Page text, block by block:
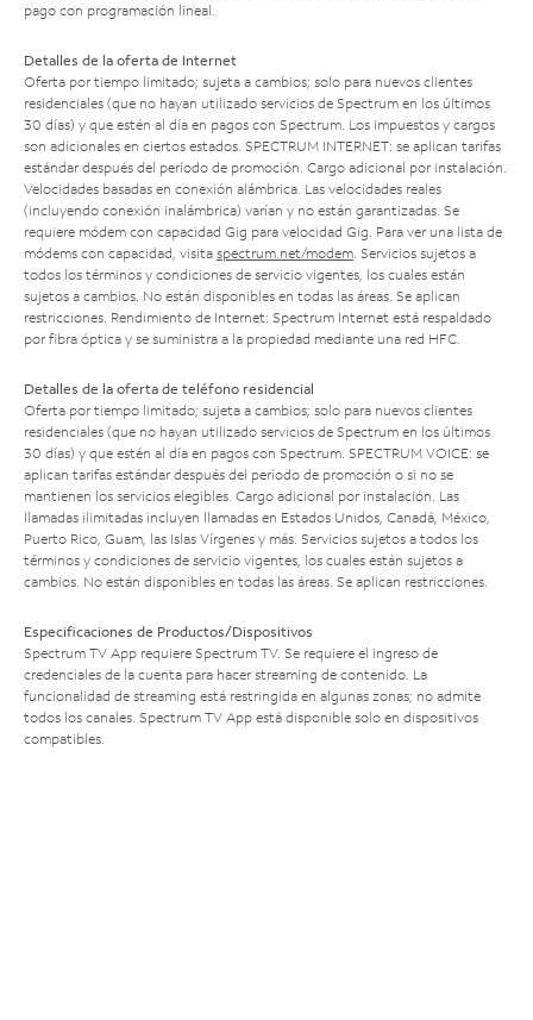
pago con programación lineal.
Detalles de la oferta de Internet
Oferta por tiempo limitado; sujeta a cambios; solo para nuevos clientes
residenciales (que no hayan utilizado servicios de Spectrum en los últimos
30 días) y que estén al día en pagos con Spectrum. Los impuestos y cargos
son adicionales en ciertos estados. SPECTRUM INTERNET: se aplican tarifas
estándar después del período de promoción. Cargo adicional por instalación.
Velocidades basadas en conexión alámbrica. Las velocidades reales
(incluyendo conexión inalámbrica) varían y no están garantizadas. Se
requiere módem con capacidad Gig para velocidad Gig. Para ver una lista de
módems con capacidad, visita spectrum.net/modem. Servicios sujetos a
todos los términos y condiciones de servicio vigentes, los cuales están
sujetos a cambios. No están disponibles en todas las áreas. Se aplican
restricciones. Rendimiento de Internet: Spectrum Internet está respaldado
por fibra óptica y se suministra a la propiedad mediante una red HFC.
Detalles de la oferta de teléfono residencial
Oferta por tiempo limitado; sujeta a cambios; solo para nuevos clientes
residenciales (que no hayan utilizado servicios de Spectrum en los últimos
30 días) y que estén al día en pagos con Spectrum. SPECTRUM VOICE: se
aplican tarifas estándar después del período de promoción o si no se
mantienen los servicios elegibles. Cargo adicional por instalación. Las
llamadas ilimitadas incluyen llamadas en Estados Unidos, Canadá, México,
Puerto Rico, Guam, las Islas Vírgenes y más. Servicios sujetos a todos los
términos y condiciones de servicio vigentes, los cuales están sujetos a
cambios. No están disponibles en todas las áreas. Se aplican restricciones.
Especificaciones de Productos/Dispositivos
Spectrum TV App requiere Spectrum TV. Se requiere el ingreso de
credenciales de la cuenta para hacer streaming de contenido. La
funcionalidad de streaming está restringida en algunas zonas; no admite
todos los canales. Spectrum TV App está disponible solo en dispositivos
compatibles.